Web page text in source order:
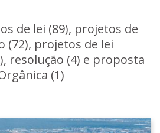
de lei (89), projetos de
(72), projetos de lei
resolução (4) e proposta
(1)